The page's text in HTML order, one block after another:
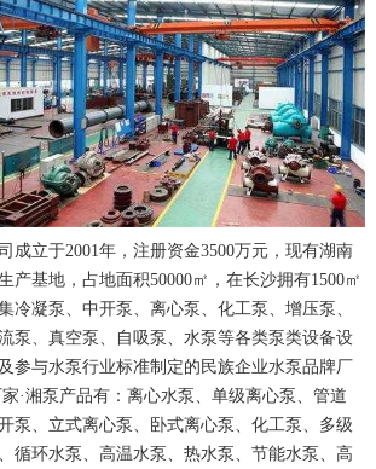
成立于2001年，注册资金3500万元，现有湖南
产基地，占地面积50000㎡，在长沙拥有1500㎡
冷凝泵、中开泵、离心泵、化工泵、增压泵、
泵、真空泵、自吸泵、水泵等各类泵类设备设
参与水泵行业标准制定的民族企业水泵品牌厂
·湘泵产品有：离心水泵、单级离心泵、管道
泵、立式离心泵、卧式离心泵、化工泵、多级
循环水泵、高温水泵、热水泵、节能水泵、高